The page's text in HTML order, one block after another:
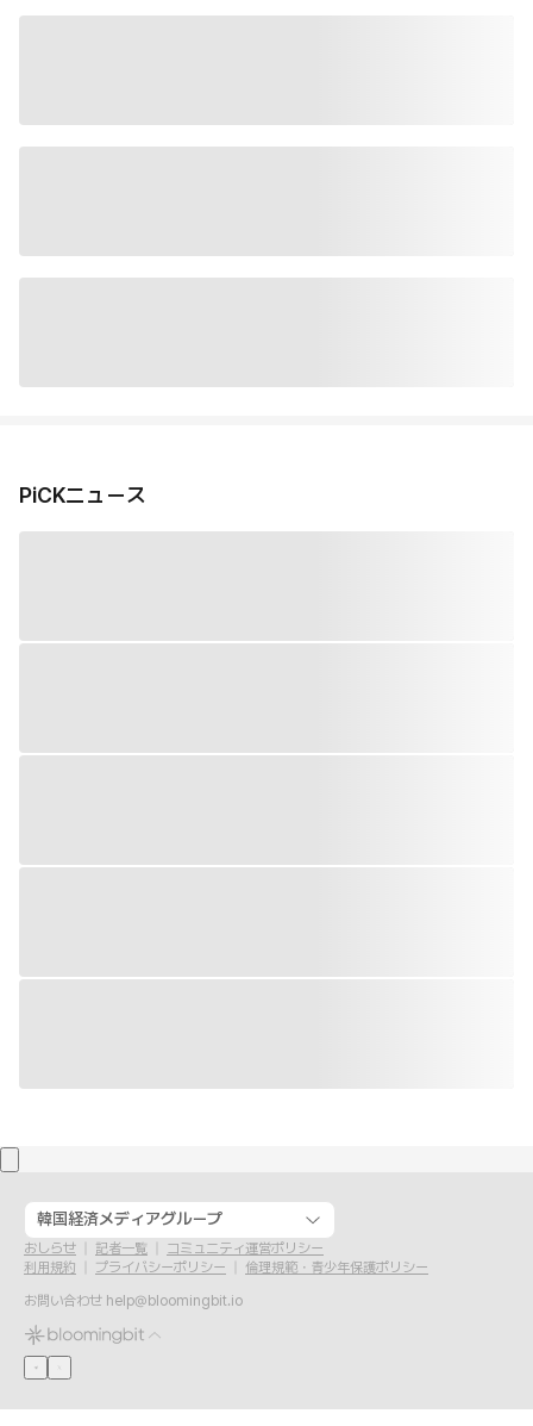
PiCKニュース
韓国経済メディアグループ
おしらせ 記者一覧
コミュニティ運営ポリシー
利用規約
プライバシーポリシー
倫理規範・青少年保護ポリシー
お問い合わせ help@bloomingbit.io